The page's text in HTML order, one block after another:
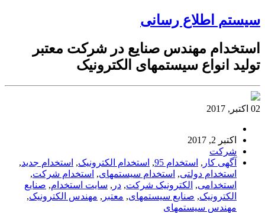
سیستم اطلاع رسانی
استخدام مهندس صنایع در شرکت معتبر
تولید انواع سیستمهای الکترونیک
02 اکتبر, 2017
اکتبر 2, 2017
شرکت
آگهی کار , استخدام 95 , استخدام الکترونیک, استخدام جدید,
استخدام دولتی, استخدام سیستمهای, استخدام شرکت,
استخدامی, الکترونیک شرکت, در , سایت استخدام, صنایع
الکترونیک, صنایع سیستمهای, معتبر , مهندس الکترونیک,
مهندس سیستمهای